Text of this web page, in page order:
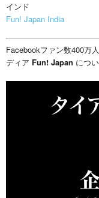
インド
Fun! Japan India
Facebookファン数400万
ディア Fun! Japan につい